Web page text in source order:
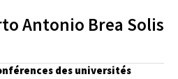
Antonio Brea Solis
des universités